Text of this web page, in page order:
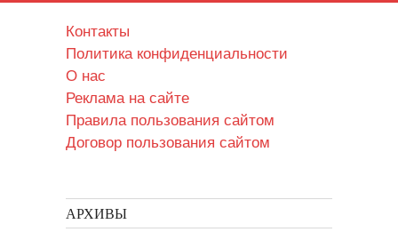
Контакты
Политика конфиденциальности
О нас
Реклама на сайте
Правила пользования сайтом
Договор пользования сайтом
АРХИВЫ